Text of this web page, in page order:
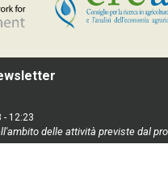
12:23
delle attività previste dal